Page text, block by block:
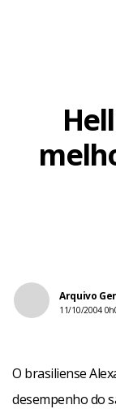
Arquivo
11/10/2004
O brasiliense
desempenho do